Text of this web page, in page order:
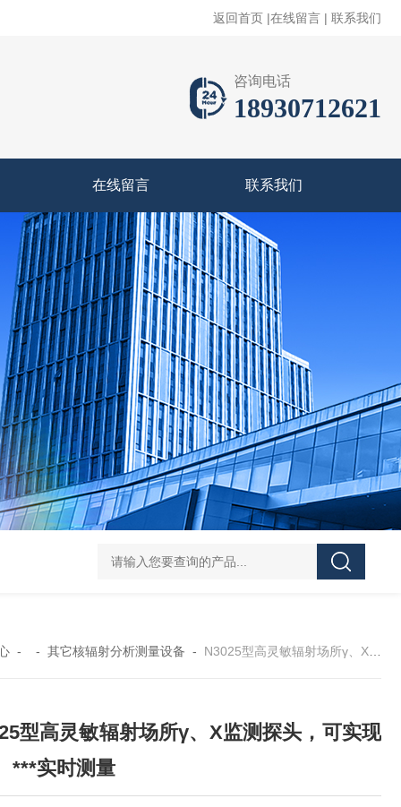
返回首页 |在线留言 | 联系我们
咨询电话
18930712621
在线留言 联系我们
NT6103-W智能在线式辐射监测系统 N3025型
- - 其它核辐射分析测量设备 - N3025型高灵敏辐射场所γ、X监测探头，可实现对γ、***实时测量
型高灵敏辐射场所γ、X监测探头，可实现
***实时测量